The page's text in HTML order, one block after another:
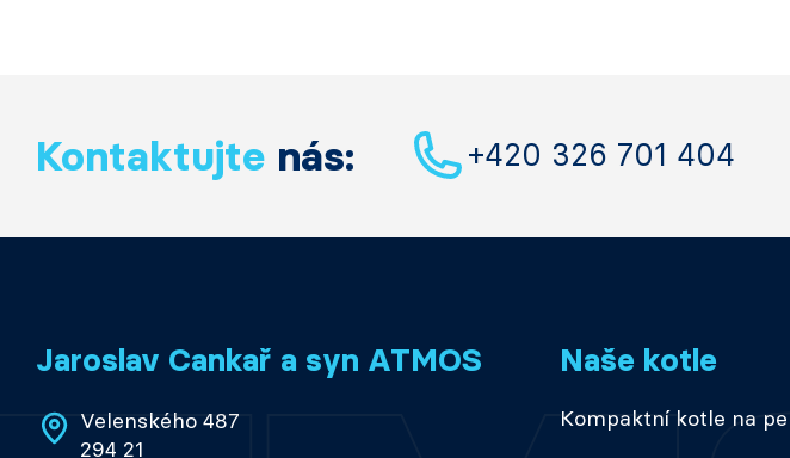
Kontaktujte nás: +420 326 701 404
Jaroslav Cankař a syn ATMOS
Velenského 487
294 21
Naše kotle
Kompaktní kotle na